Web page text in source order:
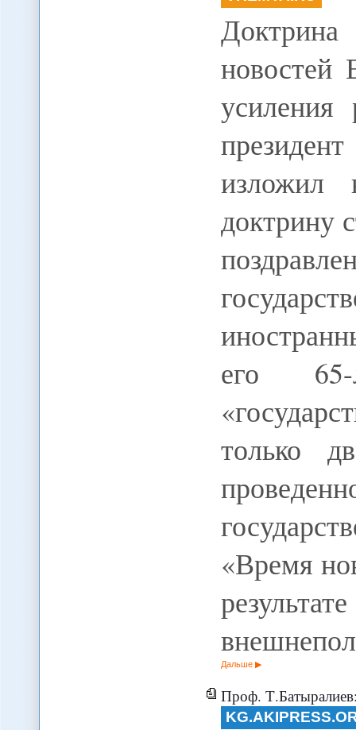
изложил
доктрину
его 65-
только
«Время
Дальше
Проф. Т.Батыралиев: